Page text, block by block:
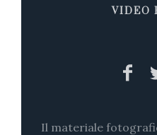
VIDEO
Il materiale